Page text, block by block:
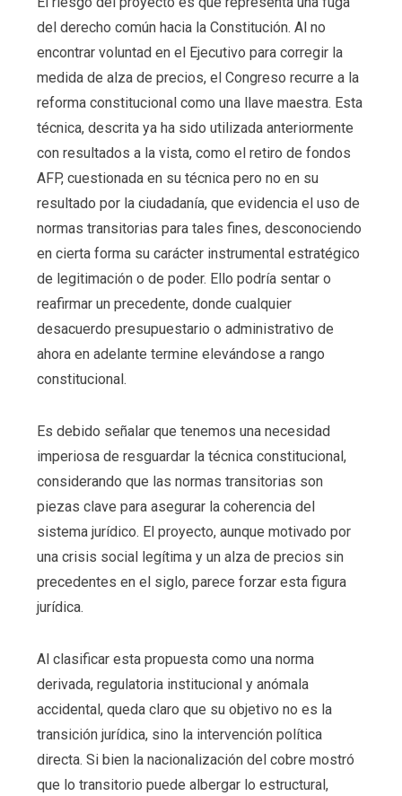
del derecho común hacia la Constitución. Al no
encontrar voluntad en el Ejecutivo para corregir la
medida de alza de precios, el Congreso recurre a la
reforma constitucional como una llave maestra. Esta
técnica, descrita ya ha sido utilizada anteriormente
con resultados a la vista, como el retiro de fondos
AFP, cuestionada en su técnica pero no en su
resultado por la ciudadanía, que evidencia el uso de
normas transitorias para tales fines, desconociendo
en cierta forma su carácter instrumental estratégico
de legitimación o de poder. Ello podría sentar o
reafirmar un precedente, donde cualquier
desacuerdo presupuestario o administrativo de
ahora en adelante termine elevándose a rango
constitucional.
Es debido señalar que tenemos una necesidad
imperiosa de resguardar la técnica constitucional,
considerando que las normas transitorias son
piezas clave para asegurar la coherencia del
sistema jurídico. El proyecto, aunque motivado por
una crisis social legítima y un alza de precios sin
precedentes en el siglo, parece forzar esta figura
jurídica.
Al clasificar esta propuesta como una norma
derivada, regulatoria institucional y anómala
accidental, queda claro que su objetivo no es la
transición jurídica, sino la intervención política
directa. Si bien la nacionalización del cobre mostró
que lo transitorio puede albergar lo estructural,